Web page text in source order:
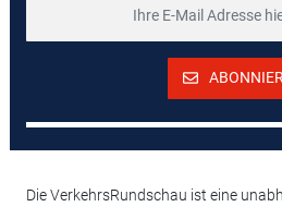
Die VerkehrsRundschau ist eine